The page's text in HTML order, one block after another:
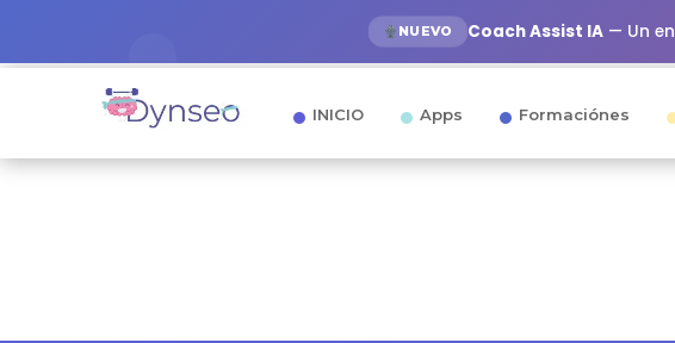
NUEVO Coach Assist IA— Un
INICIO Apps Formaciónes